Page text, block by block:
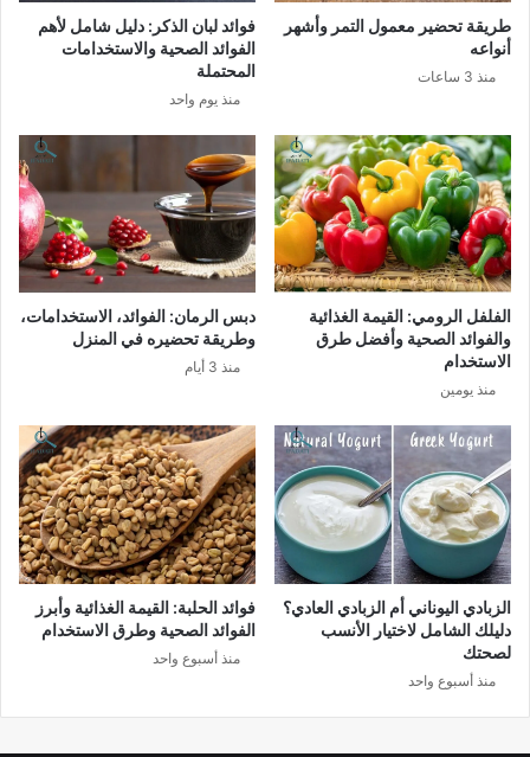
طريقة تحضير معمول التمر وأشهر
أنواعه
منذ 3 ساعات
فوائد لبان الذكر: دليل شامل لأهم
الفوائد الصحية والاستخدامات
المحتملة
منذ يوم واحد
الفلفل الرومي: القيمة الغذائية
والفوائد الصحية وأفضل طرق
الاستخدام
منذ يومين
دبس الرمان: الفوائد، الاستخدامات،
وطريقة تحضيره في المنزل
منذ 3 أيام
الزبادي اليوناني أم الزبادي العادي؟
دليلك الشامل لاختيار الأنسب
لصحتك
منذ أسبوع واحد
فوائد الحلبة: القيمة الغذائية وأبرز
الفوائد الصحية وطرق الاستخدام
منذ أسبوع واحد